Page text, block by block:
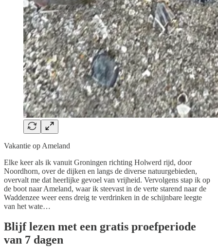
Vakantie op Ameland
Elke keer als ik vanuit Groningen richting Holwerd rijd, door
Noordhorn, over de dijken en langs de diverse natuurgebieden,
overvalt me dat heerlijke gevoel van vrijheid. Vervolgens stap ik op
de boot naar Ameland, waar ik steevast in de verte starend naar de
Waddenzee weer eens dreig te verdrinken in de schijnbare leegte
van het wate…
Blijf lezen met een gratis proefperiode
van 7 dagen